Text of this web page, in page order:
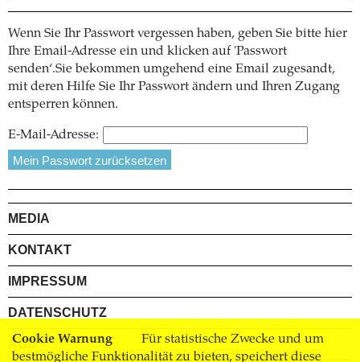
Cookie Warnung
Für statistische Zwecke und um
bestmögliche Funktionalität zu bieten, speichert diese
Wenn Sie Ihr Passwort vergessen haben, geben Sie bitte hier
Ihre Email-Adresse ein und klicken auf 'Passwort
senden‘.Sie bekommen umgehend eine Email zugesandt,
mit deren Hilfe Sie Ihr Passwort ändern und Ihren Zugang
entsperren können.
E-Mail-Adresse:
MEDIA
KONTAKT
IMPRESSUM
DATENSCHUTZ
AGB